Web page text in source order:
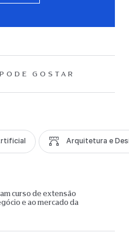
GOSTAR
Arquitetura e
curso de extensão
e ao mercado da